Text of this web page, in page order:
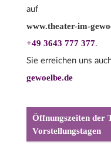
auf
www.theater-im-
+49 3643 777 377.
Sie erreichen uns
gewoelbe.de
Öffnungszeiten der
Vorstellungstagen